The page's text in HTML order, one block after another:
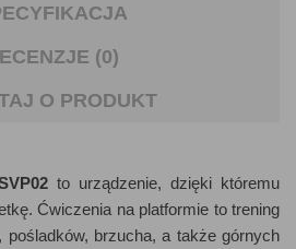
(0)
O PRODUKT
to urządzenie, dzięki któremu
Ćwiczenia na platformie to trening
pośladków, brzucha, a także górnych